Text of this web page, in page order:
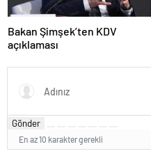
Bakan Şimşek’ten KDV
açıklaması
Gönder
En az 10 karakter gerekli